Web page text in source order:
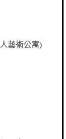
藝術公寓)